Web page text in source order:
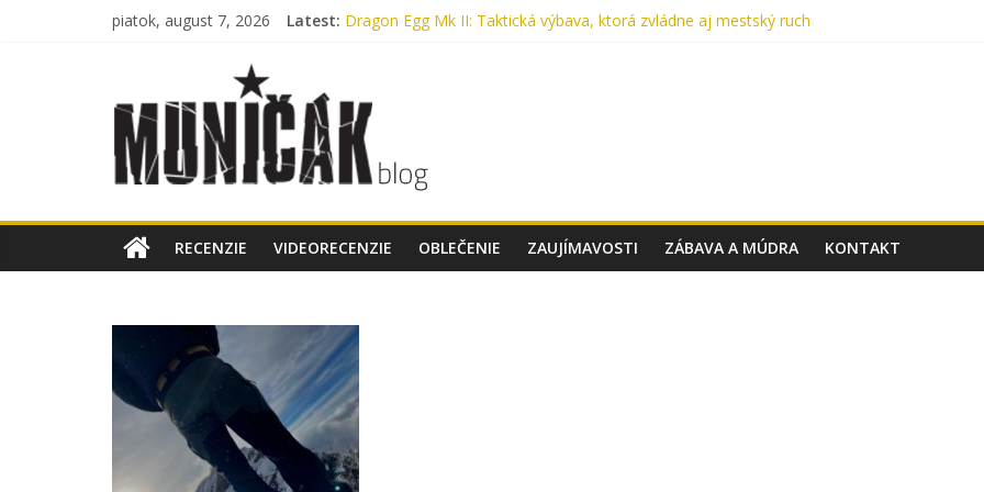
piatok, august 7, 2026 Latest: Dragon Egg Mk II: Taktická výbava, ktorá zvládne aj mestský ruch
Bennon Nero High: Taktické topánky, ktoré ťa podržia v akomkoľvek teréne
RECENZIE VIDEORECENZIE OBLEČENIE ZAUJÍMAVOSTI ZÁBAVA A MÚDRA KONTAKT